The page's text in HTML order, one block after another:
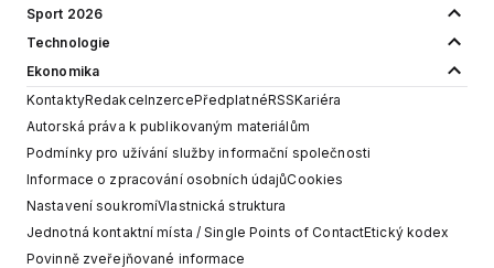
Sport 2026
Technologie
Ekonomika
KontaktyRedakceInzercePředplatnéRSSKariéra
Autorská práva k publikovaným materiálům
Podmínky pro užívání služby informační společnosti
Informace o zpracování osobních údajůCookies
Nastavení soukromíVlastnická struktura
Jednotná kontaktní místa / Single Points of ContactEtický kodex
Povinně zveřejňované informace